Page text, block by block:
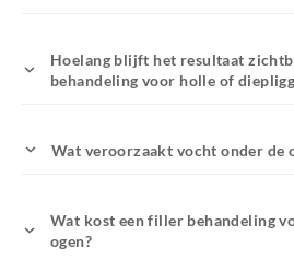
Hoelang blijft het resultaat
behandeling voor holle of
Wat veroorzaakt vocht onder de
Wat kost een filler behandeling
ogen?